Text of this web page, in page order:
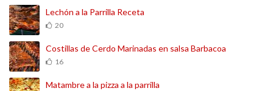
Lechón a la Parrilla Receta
20
Costillas de Cerdo Marinadas en salsa Barbacoa
16
Matambre a la pizza a la parrilla